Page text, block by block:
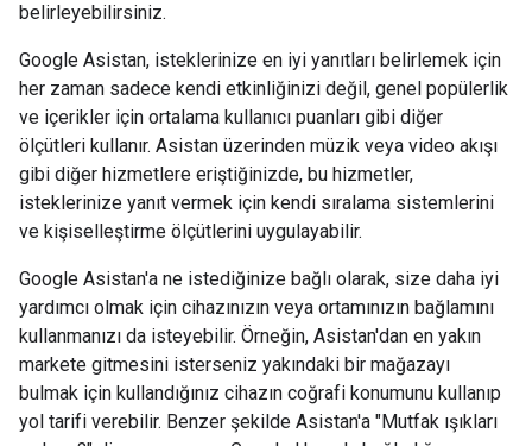
belirleyebilirsiniz.
Google Asistan, isteklerinize en iyi yanıtları belirlemek için
her zaman sadece kendi etkinliğinizi değil, genel popülerlik
ve içerikler için ortalama kullanıcı puanları gibi diğer
ölçütleri kullanır. Asistan üzerinden müzik veya video akışı
gibi diğer hizmetlere eriştiğinizde, bu hizmetler,
isteklerinize yanıt vermek için kendi sıralama sistemlerini
ve kişiselleştirme ölçütlerini uygulayabilir.
Google Asistan'a ne istediğinize bağlı olarak, size daha iyi
yardımcı olmak için cihazınızın veya ortamınızın bağlamını
kullanmanızı da isteyebilir. Örneğin, Asistan'dan en yakın
markete gitmesini isterseniz yakındaki bir mağazayı
bulmak için kullandığınız cihazın coğrafi konumunu kullanıp
yol tarifi verebilir. Benzer şekilde Asistan'a "Mutfak ışıkları